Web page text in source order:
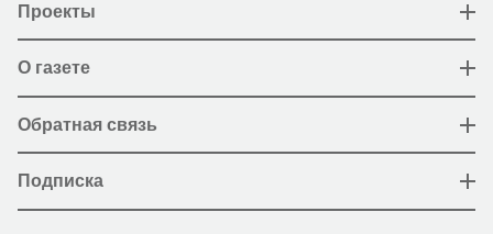
Проекты
О газете
Обратная связь
Подписка